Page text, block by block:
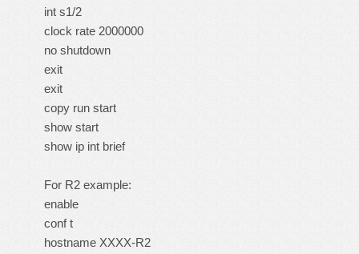
int s1/2
clock rate 2000000
no shutdown
exit
exit
copy run start
show start
show ip int brief
For R2 example:
enable
conf t
hostname XXXX-R2